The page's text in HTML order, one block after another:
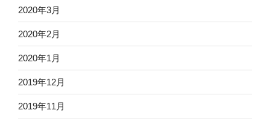
2020年3月
2020年2月
2020年1月
2019年12月
2019年11月